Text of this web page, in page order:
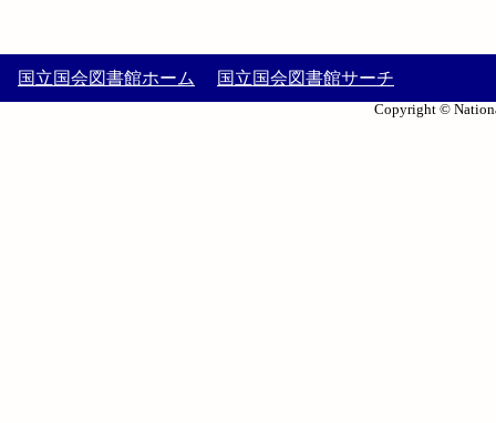
国立国会図書館ホーム 国立国会図書館サーチ
Copyright ©